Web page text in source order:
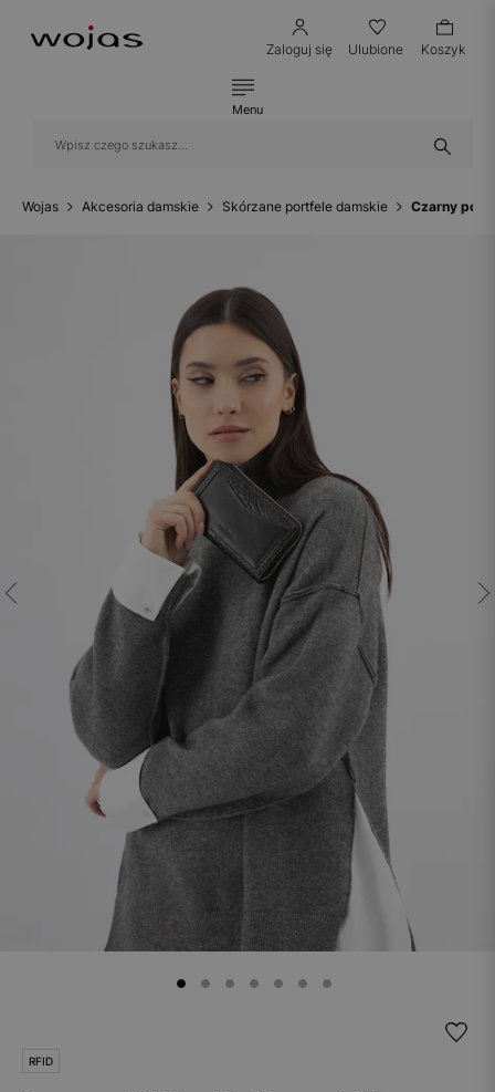
Zaloguj się Ulubione Koszyk
Menu
Wojas Akcesoria damskie Skórzane portfele damskie Czarny
RFID